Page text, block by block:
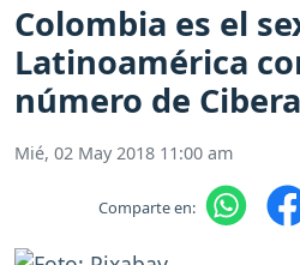
Colombia es el
Latinoamérica
número de
Mié, 02 May 2018 11:00 am
Comparte en: